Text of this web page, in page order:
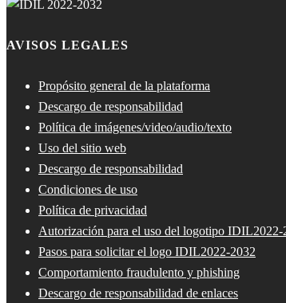
AVISOS LEGALES
Propósito general de la plataforma
Descargo de responsabilidad
Política de imágenes/video/audio/texto
Uso del sitio web
Descargo de responsabilidad
Condiciones de uso
Política de privacidad
Autorización para el uso del logotipo IDIL2022-
Pasos para solicitar el logo IDIL2022-2032
Comportamiento fraudulento y phishing
Descargo de responsabilidad de enlaces